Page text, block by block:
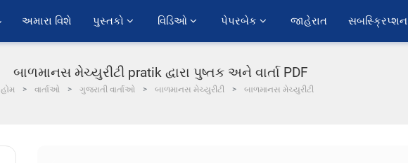
અમારા વિશે પુસ્તકો વિડિઓ પેપરબેક જાહેરાત સબસ્ક્રિપ્શન
બાળમાનસ મેચ્યુરીટી pratik દ્વારા પુષ્તક અને વાર્તા PDF
હોમ વાર્તાઓ ગુજરાતી વાર્તાઓ બાળમાનસ મેચ્યુરીટી બાળમાનસ મેચ્યુરીટી